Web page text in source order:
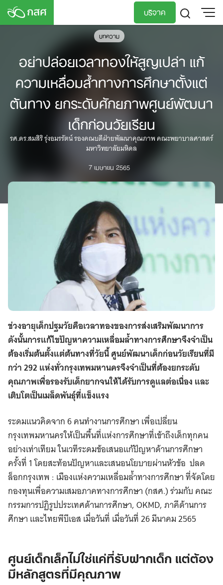
Skip
บริจาค
บทความ
อย่าปล่อยเวลาทองให้สูญเปล่า แก้
ความเหลื่อมล้ำทางการศึกษาตั้งแต่
ต้นทาง ยกระดับศักยภาพศูนย์พัฒนา
เด็กก่อนวัยเรียน
รศ.ดร.สมสิริ รุ่งอมรรัตน์ รองคณบดีฝ่ายพัฒนาคุณภาพ คณะพยาบาลศาสตร์
มหาวิทยาลัยมหิดล
7 เมษายน 2565
ช่วงอายุเด็กปฐมวัยคือเวลาทองของการส่งเสริมพัฒนาการ
ดังนั้นการแก้ไขปัญหาความเหลื่อมล้ำทางการศึกษาจึงจำเป็น
ต้องเริ่มต้นตั้งแต่ต้นทางที่วัยนี้ ศูนย์พัฒนาเด็กก่อนวัยเรียนที่มี
กว่า 292 แห่งทั่วกรุงเทพมหานครจึงจำเป็นที่ต้องยกระดับ
คุณภาพเพื่อรองรับเด็กยากจนให้ได้รับการดูแลต่อเนื่อง และ
เติบโตเป็นเมล็ดพันธุ์ที่แข็งแรง
ระดมแนวคิดจาก 6 คนทำงานการศึกษา เพื่อเปลี่ยน
กรุงเทพมหานครให้เป็นพื้นที่แห่งการศึกษาที่เข้าถึงเด็กทุกคน
อย่างเท่าเทียม ในเวทีระดมข้อเสนอแก้ปัญหาด้านการศึกษา
ครั้งที่ 1 โดยสะท้อนปัญหาและเสนอนโยบายผ่านหัวข้อ ปลด
ล็อกกรุงเทพ : เมืองแห่งความเหลื่อมล้ำทางการศึกษา ที่จัดโดย
กองทุนเพื่อความเสมอภาคทางการศึกษา (กสศ.) ร่วมกับ คณะ
กรรมการปฏิรูปประเทศด้านการศึกษา, OKMD, ภาคีด้านการ
ศึกษา และไทยพีบีเอส เมื่อวันที่ เมื่อวันที่ 26 มีนาคม 2565
ศูนย์เด็กเล็กไม่ใช่แค่ที่รับฝากเด็ก แต่ต้อง
มีหลักสูตรที่มีคุณภาพ